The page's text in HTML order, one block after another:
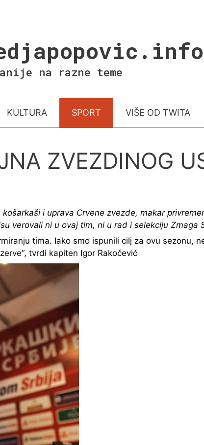
na razne teme
KULTURA SPORT VIŠE OD TWITA
ZVEZDINOG
i uprava Crvene zvezde, makar
verovali ni u ovaj tim, ni u rad i selekciju Zmaga
tima. Iako smo ispunili cilj za ovu sezonu,
tvrdi kapiten Igor Rakočević